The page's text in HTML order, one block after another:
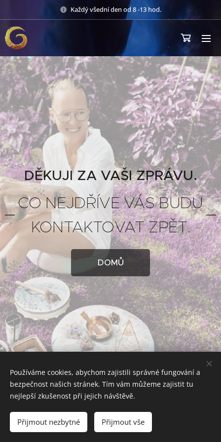
Každý všední den od 8 -13 hod.
DĚKUJI ZA VAŠI ZPRÁVU.
CO NEJDŘÍVE VÁS BUDU
KONTAKTOVAT ZPĚT.
DOMŮ
České Budějovice/Czech republic
+420734478789/info@gascarovart.cz
Používáme cookies, abychom zajistili správné fungování a
bezpečnost našich stránek. Tím vám můžeme zajistit tu
nejlepší zkušenost při jejich návštěvě.
Přijmout nezbytné Přijmout vše